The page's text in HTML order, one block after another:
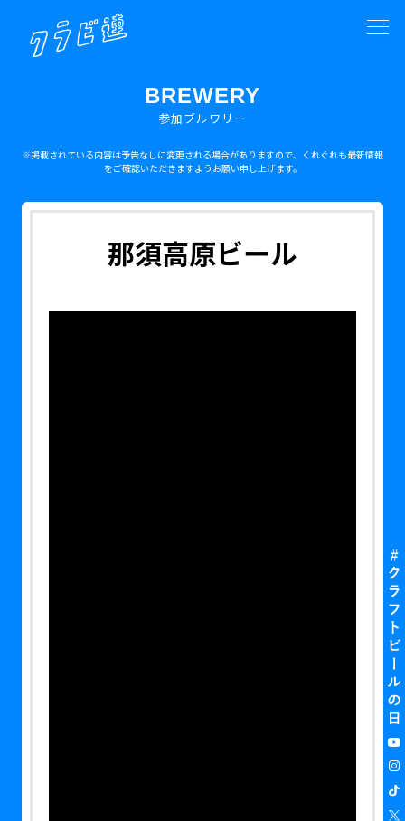
BREWERY
参加ブルワリー
※掲載されている内容は予告なしに変更される場合がありますので、くれぐれも最新情報
をご確認いただきますようお願い申し上げます。
那須高原ビール